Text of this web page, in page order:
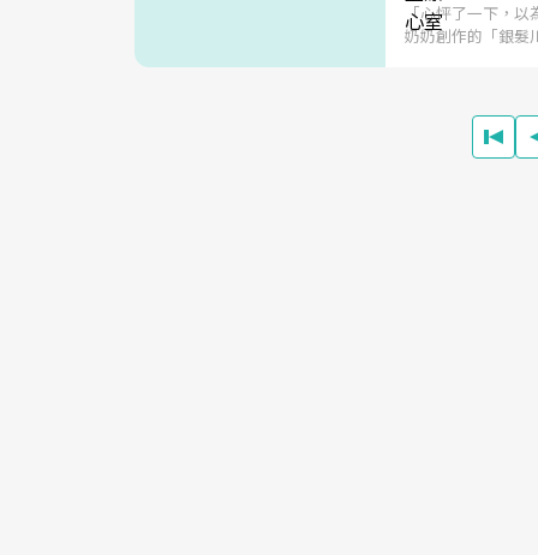
「心怦了一下，
奶奶創作的「銀髮